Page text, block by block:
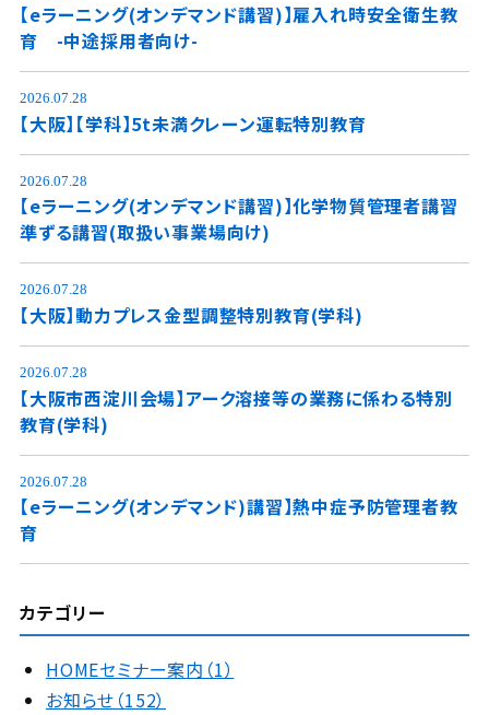
【eラーニング(オンデマンド講習)】雇入れ時安全衛生教
育 -中途採用者向け-
2026.07.28
【大阪】【学科】5t未満クレーン運転特別教育
2026.07.28
【eラーニング(オンデマンド講習)】化学物質管理者講習
準ずる講習(取扱い事業場向け)
2026.07.28
【大阪】動力プレス金型調整特別教育(学科)
2026.07.28
【大阪市西淀川会場】アーク溶接等の業務に係わる特別
教育(学科)
2026.07.28
【eラーニング(オンデマンド)講習】熱中症予防管理者教
育
カテゴリー
HOMEセミナー案内（1）
お知らせ（152）